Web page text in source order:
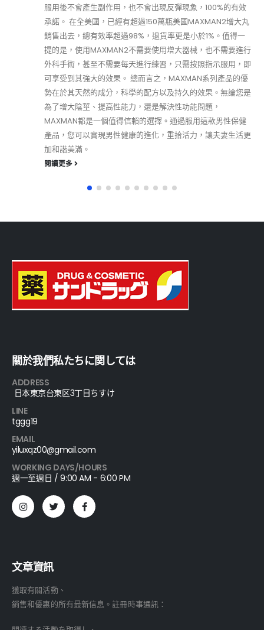
服用後不會產生副作用，也不會出現反彈現象，100%的有效
承諾。 在全美國，已經有超過150萬瓶美國MAXMAN2增大丸
銷售出去，總有效率超過98%，退貨率更是小於1%。值得一
提的是，使用MAXMAN2不需要使用增大器械，也不需要進行
外科手術，甚至不需要每天進行練習，只需按照指示服用，即
可享受到其強大的效果。 總而言之，MAXMAN系列產品的優
勢在於其天然的成分，科學的配方以及持久的效果。無論您是
為了增大陰莖、提高性能力，還是解決性功能問題，
MAXMAN都是一個值得信賴的選擇。通過服用這款男性保健
產品，您可以實現男性健康的進化，重拾活力，讓夫妻生活更
加和諧美滿。
閱讀更多
關於我們私たちに関しては
ADDRESS
日本東京台東区3丁目ちすけ
LINE
tggg19
EMAIL
yiluxqz00@gmail.com
WORKING DAYS/HOURS
週一至週日 / 9:00 AM - 6:00 PM
文章資訊
獲取有關活動、
銷售和優惠的所有最新信息。註冊時事通訊：